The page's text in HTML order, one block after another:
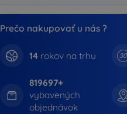
Prečo nakupovať u nás ?
14rokov na trhu
819697+
vybavených
objednávok